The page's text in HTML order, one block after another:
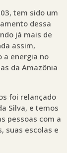
tem sido um
dessa
já mais de
assim,
a energia no
da Amazônia
foi relançado
Silva, e temos
pessoas com a
suas escolas e